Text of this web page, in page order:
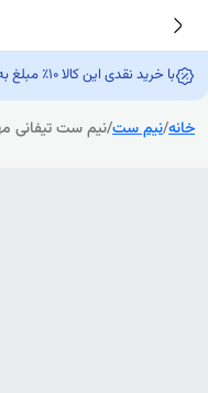
با خرید نقدی این کالا 10٪ مبلغ به شما بازگشت داده میشه !!!
/نیم ست/نیم ست تیفانی مهلا